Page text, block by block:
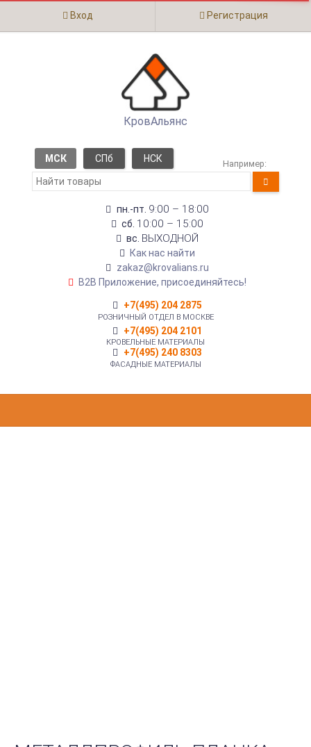
Вход Регистрация
КровАльянс
МСК СПб НСК Например:
пн.-пт. 9:00 – 18:00
сб. 10:00 – 15:00
вс. ВЫХОДНОЙ
Как нас найти
zakaz@krovalians.ru
B2B Приложение, присоединяйтесь!
+7(495) 204 2875
РОЗНИЧНЫЙ ОТДЕЛ В МОСКВЕ
+7(495) 204 2101
КРОВЕЛЬНЫЕ МАТЕРИАЛЫ
+7(495) 240 8303
ФАСАДНЫЕ МАТЕРИАЛЫ